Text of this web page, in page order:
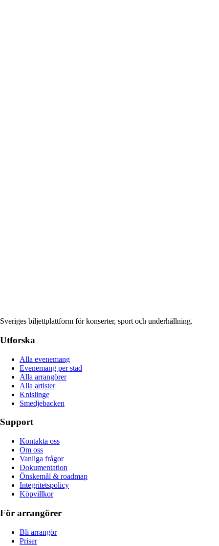
Sveriges biljettplattform för konserter, sport och underhållning.
Utforska
Alla evenemang
Evenemang per stad
Alla arrangörer
Alla artister
Knislinge
Smedjebacken
Support
Kontakta oss
Om oss
Vanliga frågor
Dokumentation
Önskemål & roadmap
Integritetspolicy
Köpvillkor
För arrangörer
Bli arrangör
Priser